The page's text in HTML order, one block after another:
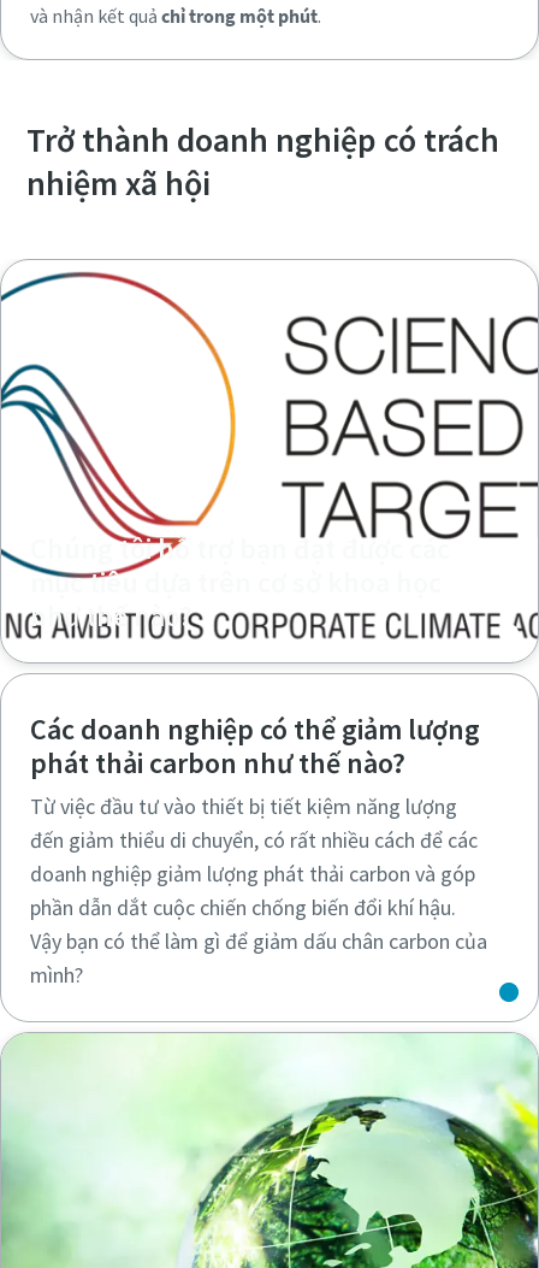
và nhận kết quả chỉ trong một phút.
Trở thành doanh nghiệp có trách
nhiệm xã hội
Chúng tôi hỗ trợ bạn đạt được các
mục tiêu dựa trên cơ sở khoa học
như thế nào?
Các doanh nghiệp có thể giảm lượng
phát thải carbon như thế nào?
Từ việc đầu tư vào thiết bị tiết kiệm năng lượng
đến giảm thiểu di chuyển, có rất nhiều cách để các
doanh nghiệp giảm lượng phát thải carbon và góp
phần dẫn dắt cuộc chiến chống biến đổi khí hậu.
Vậy bạn có thể làm gì để giảm dấu chân carbon của
mình?